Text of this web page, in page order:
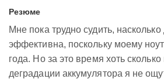
Резюме
Мне пока трудно судить,
эффективна, поскольку моему
года. Но за это время хоть
деградации аккумулятора я не